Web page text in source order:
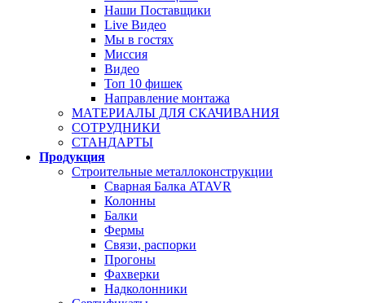
Наши Поставщики
Live Видео
Мы в гостях
Миссия
Видео
Топ 10 фишек
Направление монтажа
МАТЕРИАЛЫ ДЛЯ СКАЧИВАНИЯ
СОТРУДНИКИ
СТАНДАРТЫ
Продукция
Строительные металлоконструкции
Сварная Балка ATAVR
Колонны
Балки
Фермы
Связи, распорки
Прогоны
Фахверки
Надколонники